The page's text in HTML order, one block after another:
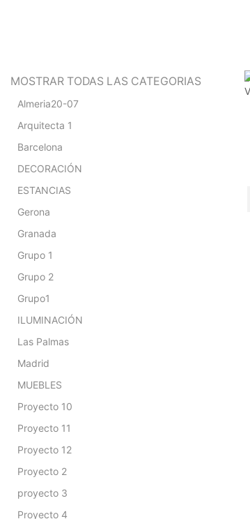
MOSTRAR TODAS LAS CATEGORIAS
Almeria20-07
Arquitecta 1
Barcelona
DECORACIÓN
ESTANCIAS
Gerona
Granada
Grupo 1
Grupo 2
Grupo1
ILUMINACIÓN
Las Palmas
Madrid
MUEBLES
Proyecto 10
Proyecto 11
Proyecto 12
Proyecto 2
proyecto 3
Proyecto 4